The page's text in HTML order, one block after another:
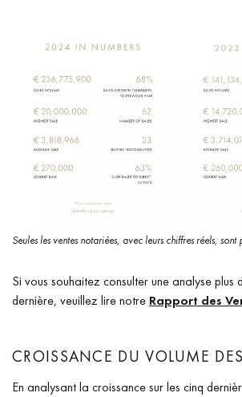
Seules les ventes notariées, avec leurs chiffres réels, sont
Si vous souhaitez consulter une analyse plus
dernière, veuillez lire notre Rapport des
CROISSANCE DU VOLUME
En analysant la croissance sur les cinq